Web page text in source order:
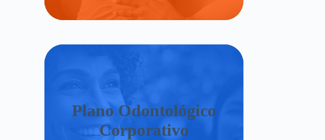
Plano Odontológico
Corporativo